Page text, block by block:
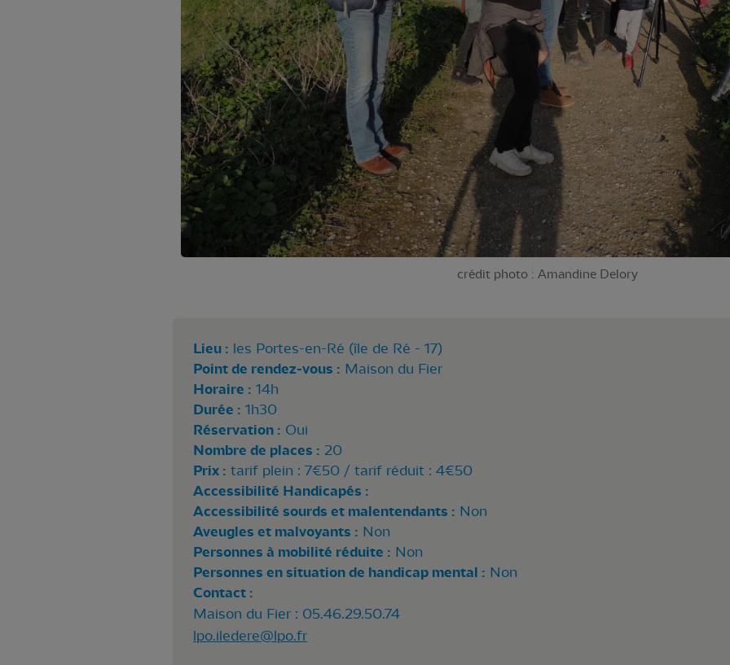
crédit photo : Amandine Delory
Lieu : les Portes-en-Ré (île de Ré - 17)
Point de rendez-vous : Maison du Fier
Horaire : 14h
Durée : 1h30
Réservation : Oui
Nombre de places : 20
Prix : tarif plein : 7€50 / tarif réduit : 4€50
Accessibilité Handicapés :
Accessibilité sourds et malentendants : Non
Aveugles et malvoyants : Non
Personnes à mobilité réduite : Non
Personnes en situation de handicap mental : Non
Contact :
Maison du Fier : 05.46.29.50.74
lpo.iledere@lpo.fr